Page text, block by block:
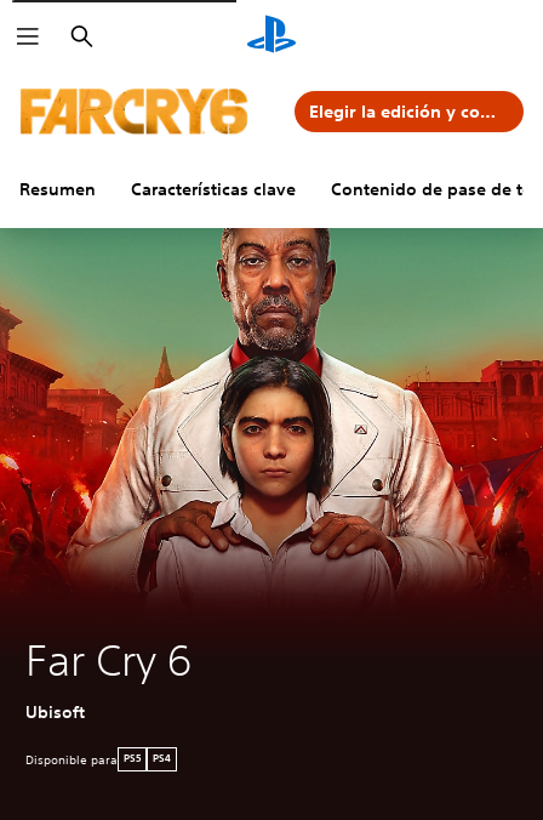
Buscar
Resumen Características clave Contenido de pase de
Elegir la edición y comprar
Far Cry 6
Ubisoft
Disponible para PS5 PS4